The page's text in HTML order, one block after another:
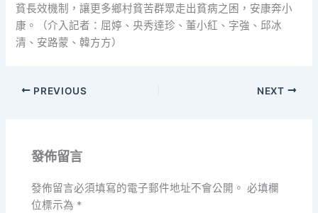
貧長效機制，讓更多鄉村貧苦群眾走出貧病之困，安康奔小
康。（介入記者：屈婷、央秀達珍、董小紅、字強、邱冰
清、安路蒙、韓方方）
PREVIOUS NEXT
發佈留言
發佈留言必須填寫的電子郵件地址不會公開。 必填欄
位標示為 *